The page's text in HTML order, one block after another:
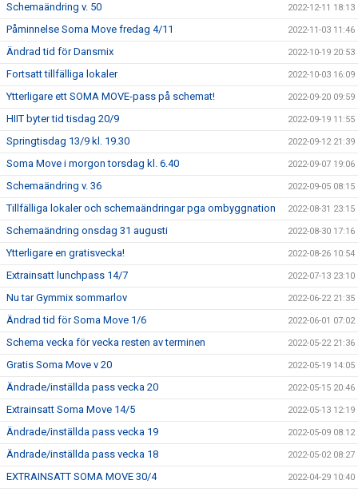
Schemaändring v. 50 2022-12-11 18:13
Påminnelse Soma Move fredag 4/11 2022-11-03 11:46
Ändrad tid för Dansmix 2022-10-19 20:53
Fortsatt tillfälliga lokaler 2022-10-03 16:09
Ytterligare ett SOMA MOVE-pass på schemat! 2022-09-20 09:59
HIIT byter tid tisdag 20/9 2022-09-19 11:55
Springtisdag 13/9 kl. 19.30 2022-09-12 21:39
Soma Move i morgon torsdag kl. 6.40 2022-09-07 19:06
Schemaändring v. 36 2022-09-05 08:15
Tillfälliga lokaler och schemaändringar pga ombyggnation 2022-08-31 23:15
Schemaändring onsdag 31 augusti 2022-08-30 17:16
Ytterligare en gratisvecka! 2022-08-26 10:54
Extrainsatt lunchpass 14/7 2022-07-13 23:10
Nu tar Gymmix sommarlov 2022-06-22 21:35
Ändrad tid för Soma Move 1/6 2022-06-01 07:02
Schema vecka för vecka resten av terminen 2022-05-22 21:36
Gratis Soma Move v 20 2022-05-19 14:05
Ändrade/inställda pass vecka 20 2022-05-15 20:46
Extrainsatt Soma Move 14/5 2022-05-13 12:19
Ändrade/inställda pass vecka 19 2022-05-09 08:12
Ändrade/inställda pass vecka 18 2022-05-02 08:27
EXTRAINSATT SOMA MOVE 30/4 2022-04-29 10:40